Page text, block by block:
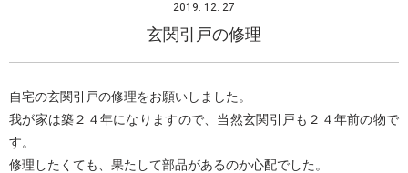
2019. 12. 27
玄関引戸の修理
自宅の玄関引戸の修理をお願いしました。
我が家は築２４年になりますので、当然玄関引戸も２４年前の物で
す。
修理したくても、果たして部品があるのか心配でした。